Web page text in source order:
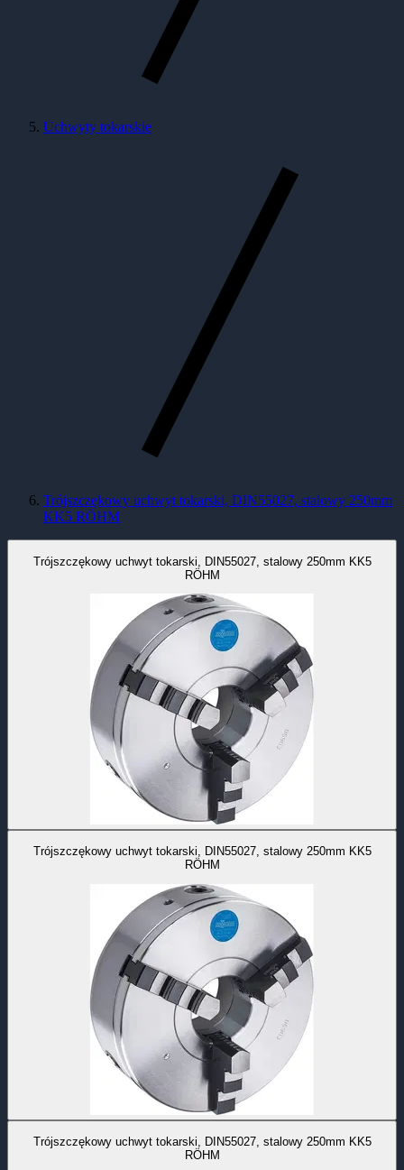
Uchwyty tokarskie
Trójszczękowy uchwyt tokarski, DIN55027, stalowy 250mm
KK5 RÖHM
Trójszczękowy uchwyt tokarski, DIN55027, stalowy 250mm KK5
RÖHM
Trójszczękowy uchwyt tokarski, DIN55027, stalowy 250mm KK5
RÖHM
Trójszczękowy uchwyt tokarski, DIN55027, stalowy 250mm KK5
RÖHM